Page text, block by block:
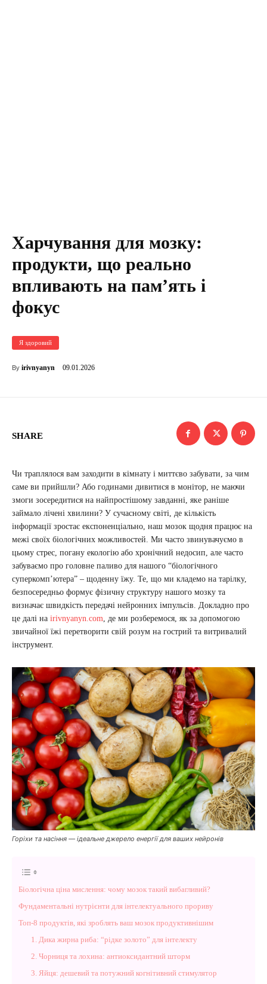
Харчування для мозку:
продукти, що реально
впливають на памʼять і
фокус
Я здоровий
By irivnyanyn 09.01.2026
SHARE
Чи траплялося вам заходити в кімнату і миттєво забувати, за чим
саме ви прийшли? Або годинами дивитися в монітор, не маючи
змоги зосередитися на найпростішому завданні, яке раніше
займало лічені хвилини? У сучасному світі, де кількість
інформації зростає експоненціально, наш мозок щодня працює на
межі своїх біологічних можливостей. Ми часто звинувачуємо в
цьому стрес, погану екологію або хронічний недосип, але часто
забуваємо про головне паливо для нашого “біологічного
суперкомп’ютера” – щоденну їжу. Те, що ми кладемо на тарілку,
безпосередньо формує фізичну структуру нашого мозку та
визначає швидкість передачі нейронних імпульсів. Докладно про
це далі на irivnyanyn.com, де ми розберемося, як за допомогою
звичайної їжі перетворити свій розум на гострий та витривалий
інструмент.
Горіхи та насіння — ідеальне джерело енергії для ваших нейронів
Біологічна ціна мислення: чому мозок такий вибагливий?
Фундаментальні нутрієнти для інтелектуального прориву
Топ-8 продуктів, які зроблять ваш мозок продуктивнішим
1. Дика жирна риба: “рідке золото” для інтелекту
2. Чорниця та лохина: антиоксидантний шторм
3. Яйця: дешевий та потужний когнітивний стимулятор